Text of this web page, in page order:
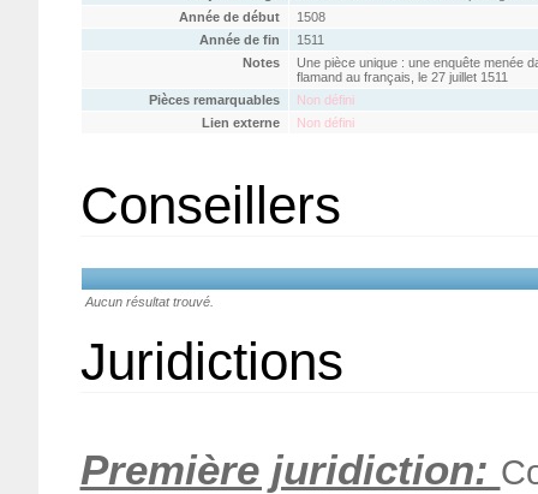
Année de début
1508
Année de fin
1511
Notes
Une pièce unique : une enquête menée
flamand au français, le 27 juillet 1511
Pièces remarquables
Non défini
Lien externe
Non défini
Conseillers
Aucun résultat trouvé.
Juridictions
Première juridiction: